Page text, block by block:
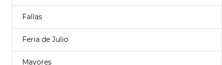
Fallas
Feria de Julio
Mayores